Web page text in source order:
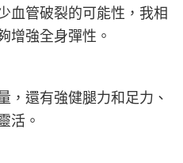
血管破裂的可能性，我相
增強全身彈性。
，還有強健腿力和足力、
活。